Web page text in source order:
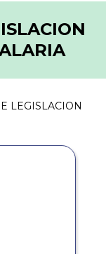
LEGISLACION